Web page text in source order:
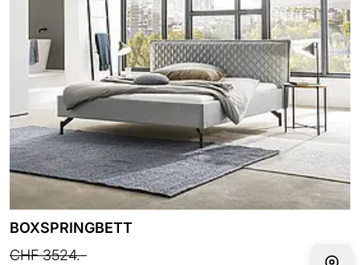
BOXSPRINGBETT
CHF 3524.-